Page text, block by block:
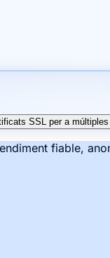
SSL per a
fiable,